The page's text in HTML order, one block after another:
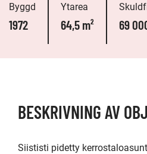
Byggd
1972
Ytarea
64,5 m² 69
BESKRIVNING AV
Siististi pidetty